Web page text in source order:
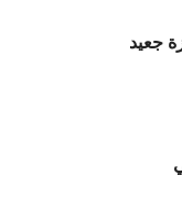
جعيد